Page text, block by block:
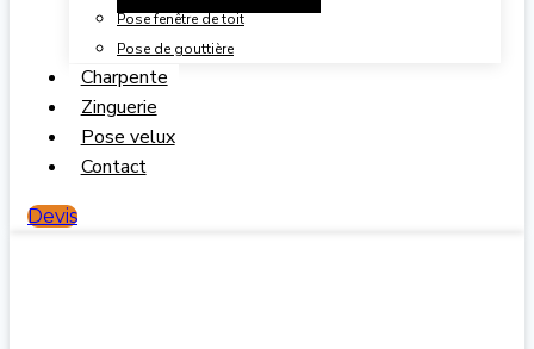
Pose fenêtre de toit
Pose de gouttière
Charpente
Zinguerie
Pose velux
Contact
Devis